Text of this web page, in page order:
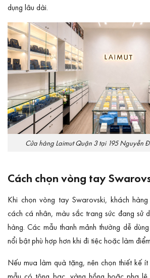
dụng lâu dài.
Cửa hàng Laimut Quận 3 tại 195 Nguyễn
Cách chọn vòng tay
Khi chọn vòng tay Swarovski, khách
cách cá nhân, màu sắc trang sức đang sử
hàng. Các mẫu thanh mảnh thường dễ
nổi bật phù hợp hơn khi đi tiệc hoặc làm
Nếu mua làm quà tặng, nên chọn thiết kế